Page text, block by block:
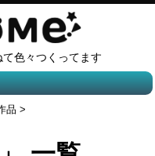
色々つくってます
品 >